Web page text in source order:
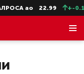
ао 22.99 +-0.11